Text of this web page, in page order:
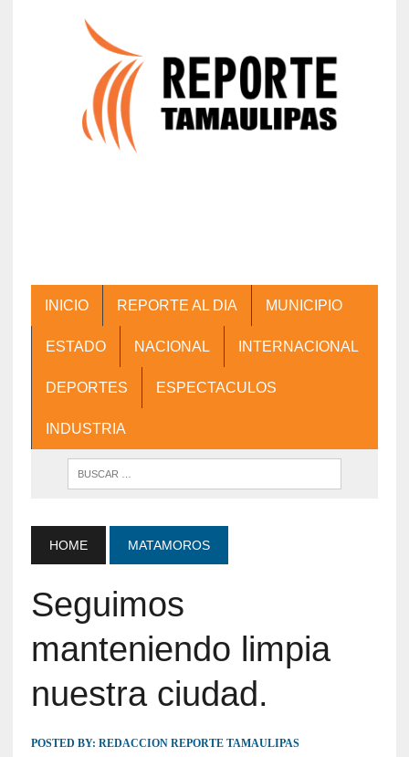
INICIO REPORTE AL DIA MUNICIPIO
ESTADO NACIONAL INTERNACIONAL
DEPORTES ESPECTACULOS
INDUSTRIA
HOME MATAMOROS
Seguimos
manteniendo limpia
nuestra ciudad.
POSTED BY: REDACCION REPORTE TAMAULIPAS